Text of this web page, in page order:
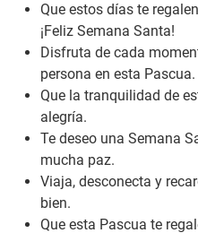
Que estos días te
¡Feliz Semana Santa!
Disfruta de cada
persona en esta Pascua.
Que la tranquilidad de
alegría.
Te deseo una Semana
mucha paz.
Viaja, desconecta y
bien.
Que esta Pascua te